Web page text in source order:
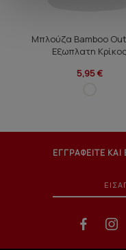
Μπλούζα Bamboo
Εξωπλατη Κρίκος
5,95 €
ΕΓΓΡΑΦΕΙΤΕ